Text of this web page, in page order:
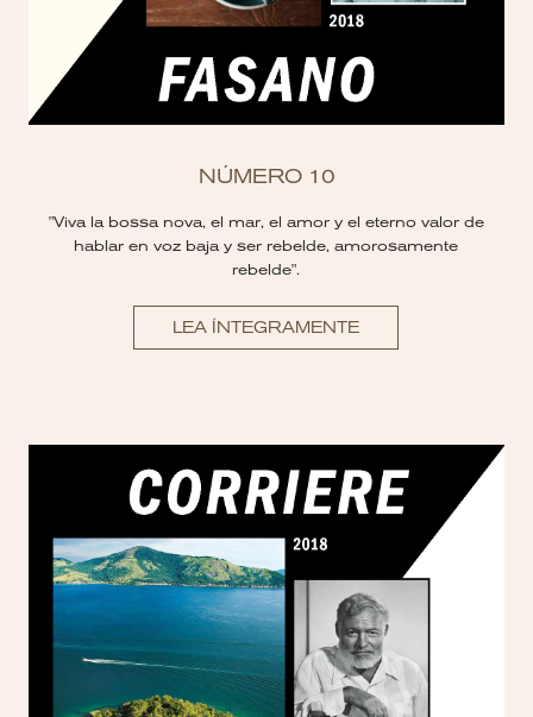
NÚMERO 10
"Viva la bossa nova, el mar, el amor y el eterno valor de
hablar en voz baja y ser rebelde, amorosamente
rebelde".
LEA ÍNTEGRAMENTE